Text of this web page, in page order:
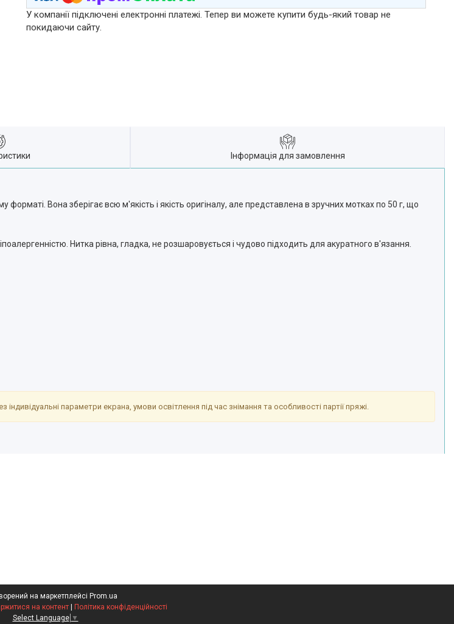
У компанії підключені електронні платежі. Тепер ви можете купити будь-який товар не
покидаючи сайту.
Інформація для замовлення
форматі. Вона зберігає всю м'якість і якість оригіналу, але представлена в зручних мотках по 50 г, що
Нитка рівна, гладка, не розшаровується і чудово підходить для акуратного в'язання.
параметри екрана, умови освітлення під час знімання та особливості партії пряжі.
на маркетплейсі Prom.ua
на контент | Політика конфіденційності
Select Language ▼